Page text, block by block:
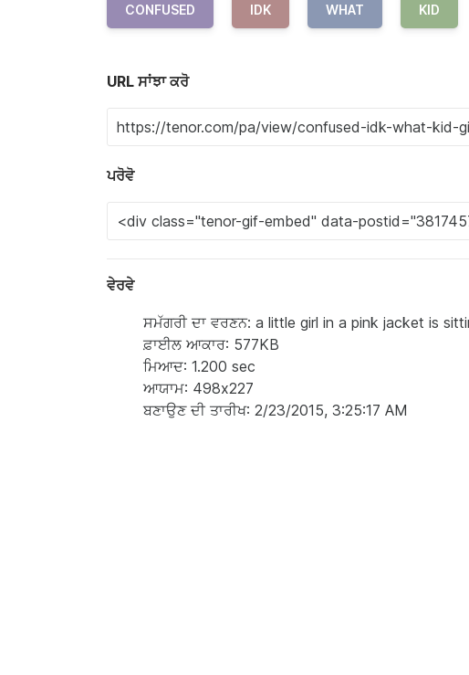
CONFUSED IDK WHAT KID
URL ਸਾਂਝਾ ਕਰੋ
ਪਰੋਵੋ
ਵੇਰਵੇ
ਸਮੱਗਰੀ ਦਾ ਵਰਣਨ: a little girl in a pink jacket is
ਫ਼ਾਈਲ ਆਕਾਰ: 577KB
ਮਿਆਦ: 1.200 sec
ਆਯਾਮ: 498x227
ਬਣਾਉਣ ਦੀ ਤਾਰੀਖ: 2/23/2015, 3:25:17 AM